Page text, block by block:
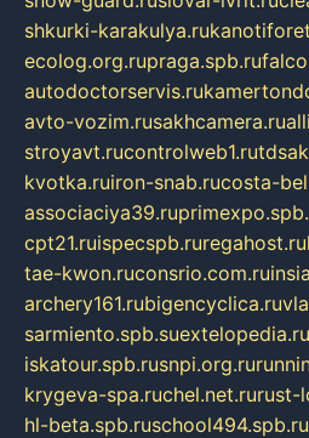
shkurki-karakulya.ru
ecolog.org.rupraga.spb.ru
autodoctorservis.ru
avto-vozim.rusakhcamera.ru
stroyavt.rucontrolweb1.ru
kvotka.ruiron-snab.rucosta-
associaciya39.ru
cpt21.ruispecspb.ruregahost.ru
tae-kwon.ruconsrio.com.ru
archery161.rubigencyclica.ru
sarmiento.spb.suextelopedia.ru
iskatour.spb.rusnpi.org.ru
krygeva-spa.ruchel.net.rurust-
hl-beta.spb.ruschool494.spb.ru